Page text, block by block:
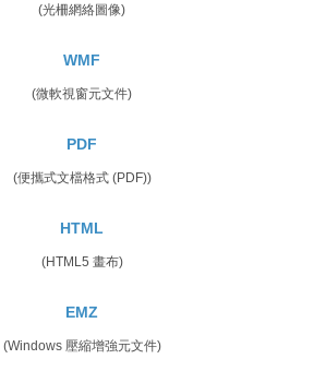
(光柵網絡圖像)
WMF
(微軟視窗元文件)
PDF
(便攜式文檔格式 (PDF))
HTML
(HTML5 畫布)
EMZ
(Windows 壓縮增強元文件)